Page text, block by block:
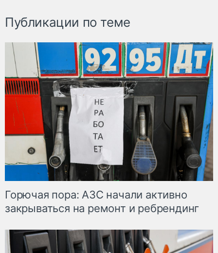
Публикации по теме
Горючая пора: АЗС начали активно
закрываться на ремонт и ребрендинг